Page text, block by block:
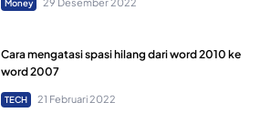
Money
Cara mengatasi spasi hilang dari word 2010 ke
word 2007
TECH 21 Februari 2022